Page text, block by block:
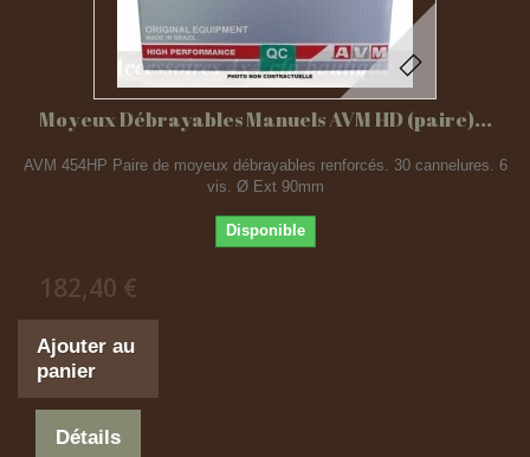
Moyeux Débrayables Manuels AVM HD (paire)...
AVM 454HP Paire de moyeux débrayables renforcés. 30 cannelures. 6
vis. Ø Ext 90mm
Disponible
182,40 €
Ajouter au
panier
Détails